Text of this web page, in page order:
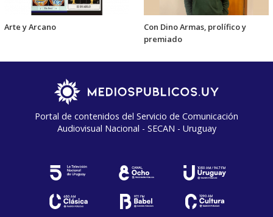
Arte y Arcano
Con Dino Armas, prolífico y
premiado
Portal de contenidos del Servicio de Comunicación
Audiovisual Nacional - SECAN - Uruguay